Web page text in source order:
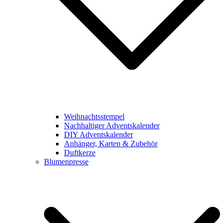
Weihnachtsstempel
Nachhaltiger Adventskalender
DIY Adventskalender
Anhänger, Karten & Zubehör
Duftkerze
Blumenpresse